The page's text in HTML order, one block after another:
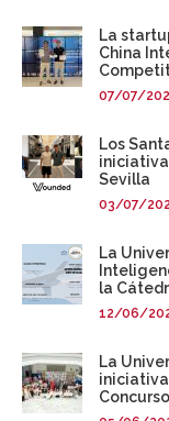
La
China
07/07/
Los
Sevilla
03/07/
La
la
12/06/
La